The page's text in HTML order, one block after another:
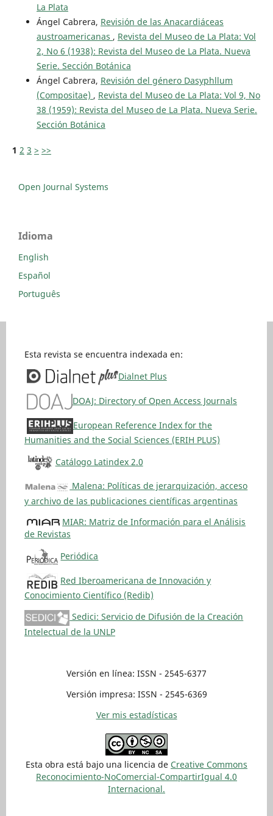
La Plata
Ángel Cabrera, Revisión de las Anacardiáceas
austroamericanas , Revista del Museo de La Plata: Vol
2, No 6 (1938): Revista del Museo de La Plata. Nueva
Serie. Sección Botánica
Ángel Cabrera, Revisión del género Dasyphllum
(Compositae) , Revista del Museo de La Plata: Vol 9, No
38 (1959): Revista del Museo de La Plata. Nueva Serie.
Sección Botánica
1 2 3 > >>
Open Journal Systems
Idioma
English
Español
Português
Esta revista se encuentra indexada en:
Dialnet Plus
DOAJ: Directory of Open Access Journals
European Reference Index for the
Humanities and the Social Sciences (ERIH PLUS)
Catálogo Latindex 2.0
Malena: Políticas de jerarquización, acceso
y archivo de las publicaciones científicas argentinas
MIAR: Matriz de Información para el Análisis
de Revistas
Periódica
Red Iberoamericana de Innovación y
Conocimiento Científico (Redib)
Sedici: Servicio de Difusión de la Creación
Intelectual de la UNLP
Versión en línea: ISSN - 2545-6377
Versión impresa: ISSN - 2545-6369
Ver mis estadísticas
Esta obra está bajo una licencia de Creative Commons
Reconocimiento-NoComercial-CompartirIgual 4.0
Internacional.